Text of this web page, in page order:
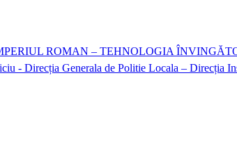
ROMAN – TEHNOLOGIA
- Direcția Generala de Politie Locala – Direcția